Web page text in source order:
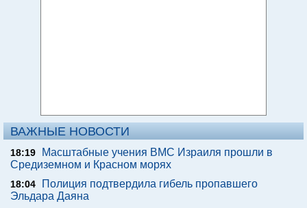
ВАЖНЫЕ НОВОСТИ
18:19
Масштабные учения ВМС Израиля прошли в
Средиземном и Красном морях
18:04
Полиция подтвердила гибель пропавшего
Эльдара Даяна